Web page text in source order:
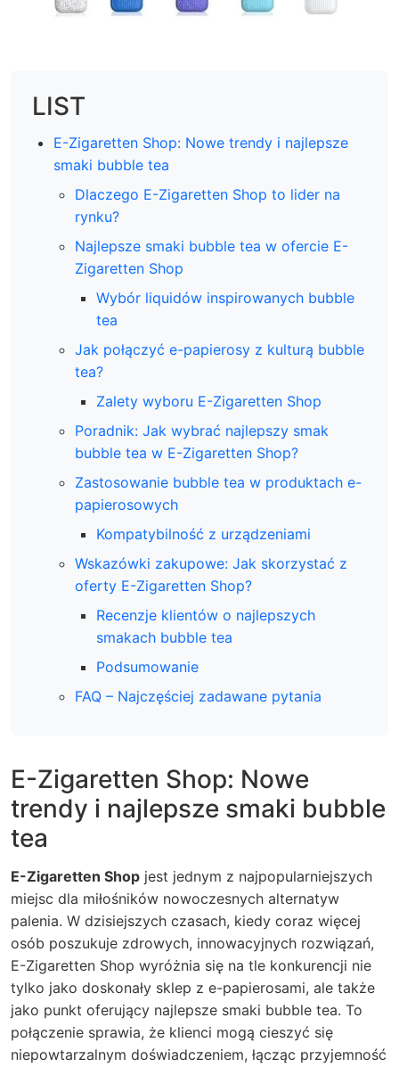
LIST
E-Zigaretten Shop: Nowe trendy i najlepsze
smaki bubble tea
Dlaczego E-Zigaretten Shop to lider na
rynku?
Najlepsze smaki bubble tea w ofercie E-
Zigaretten Shop
Wybór liquidów inspirowanych bubble
tea
Jak połączyć e-papierosy z kulturą bubble
tea?
Zalety wyboru E-Zigaretten Shop
Poradnik: Jak wybrać najlepszy smak
bubble tea w E-Zigaretten Shop?
Zastosowanie bubble tea w produktach e-
papierosowych
Kompatybilność z urządzeniami
Wskazówki zakupowe: Jak skorzystać z
oferty E-Zigaretten Shop?
Recenzje klientów o najlepszych
smakach bubble tea
Podsumowanie
FAQ – Najczęściej zadawane pytania
E-Zigaretten Shop: Nowe
trendy i najlepsze smaki bubble
tea
E-Zigaretten Shop jest jednym z najpopularniejszych
miejsc dla miłośników nowoczesnych alternatyw
palenia. W dzisiejszych czasach, kiedy coraz więcej
osób poszukuje zdrowych, innowacyjnych rozwiązań,
E-Zigaretten Shop wyróżnia się na tle konkurencji nie
tylko jako doskonały sklep z e-papierosami, ale także
jako punkt oferujący najlepsze smaki bubble tea. To
połączenie sprawia, że klienci mogą cieszyć się
niepowtarzalnym doświadczeniem, łącząc przyjemność